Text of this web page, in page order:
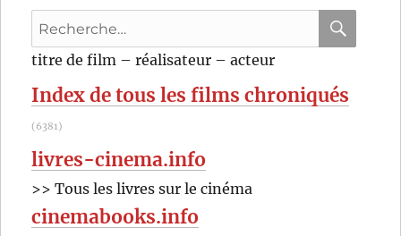
Recherche
pour
titre de film – réalisateur – acteur
Index de tous les films chroniqués
(6381)
livres-cinema.info
>> Tous les livres sur le cinéma
cinemabooks.info